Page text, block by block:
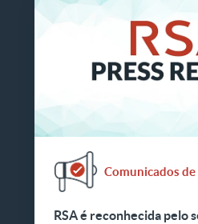
Comunicados
RSA é reconhecida pelo